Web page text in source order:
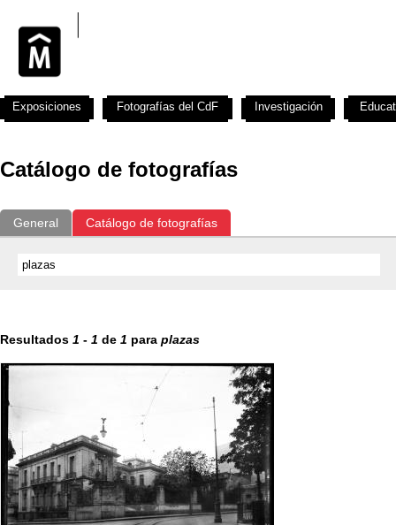
Catálogo de fotografías
General Catálogo de fotografías
Resultados 1 - 1 de 1 para plazas
Exposiciones Fotografías del CdF Investigación